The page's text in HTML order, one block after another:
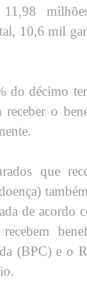
10,6 mil
do décimo
receber o
que
de acordo
(BPC) e o